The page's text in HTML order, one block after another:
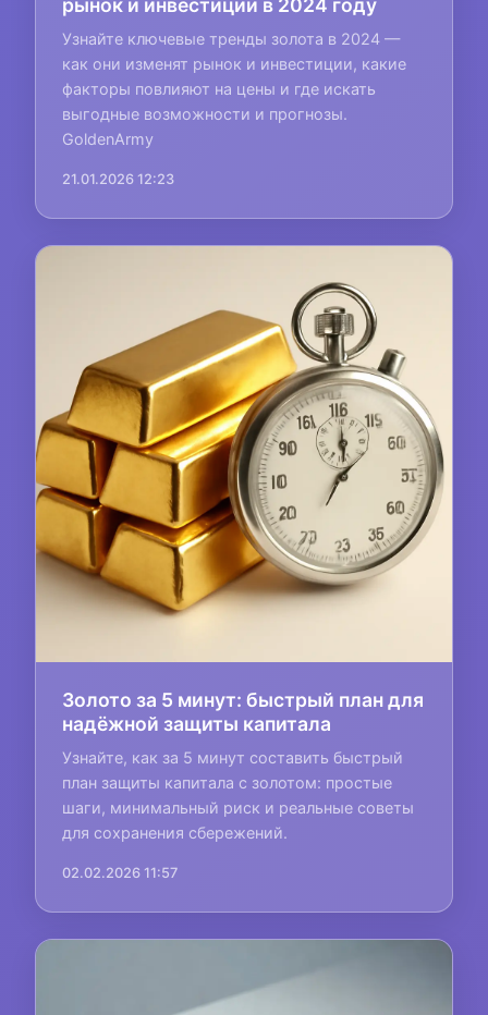
Узнайте ключевые тренды золота в 2024 —
как они изменят рынок и инвестиции, какие
факторы повлияют на цены и где искать
выгодные возможности и прогнозы.
GoldenArmy
21.01.2026 12:23
Золото за 5 минут: быстрый план для
надёжной защиты капитала
Узнайте, как за 5 минут составить быстрый
план защиты капитала с золотом: простые
шаги, минимальный риск и реальные советы
для сохранения сбережений.
02.02.2026 11:57